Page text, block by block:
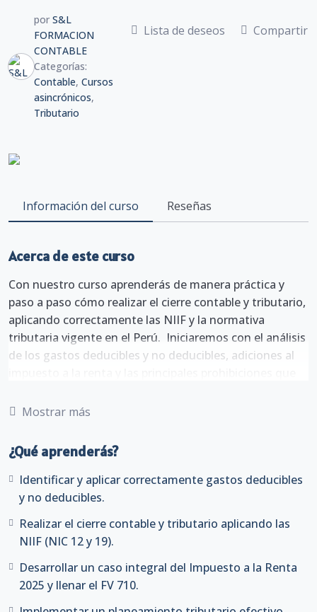
por S&L
FORMACION
CONTABLE
Categorías:
Contable, Cursos
asincrónicos,
Tributario
Lista de deseos Compartir
Información del curso Reseñas
Acerca de este curso
Con nuestro curso aprenderás de manera práctica y
paso a paso cómo realizar el cierre contable y tributario,
aplicando correctamente las NIIF y la normativa
tributaria vigente en el Perú. Iniciaremos con el análisis
de los gastos deducibles y no deducibles, adiciones al
continuaremos con el cierre contable y tributario, desde
hasta el impacto de la depreciación contable del activo
inmovilizado, beneficios a los empleados (NIC 19) y los
errores más frecuentes en los Estados Financieros.
Desarrollaremos un caso integral del Impuesto a la
Renta anual, revisando la determinación del impuesto,
la DDJJ de personas jurídicas, los criterios clave para el
cierre, hojas de trabajo tributarias, asientos de cierre y
el correcto llenado del Formulario Virtual 710
(simplificado y completo). Incluye casos prácticos,
Mostrar más
¿Qué aprenderás?
Identificar y aplicar correctamente gastos deducibles
y no deducibles.
Realizar el cierre contable y tributario aplicando las
NIIF (NIC 12 y 19).
Desarrollar un caso integral del Impuesto a la Renta
2025 y llenar el FV 710.